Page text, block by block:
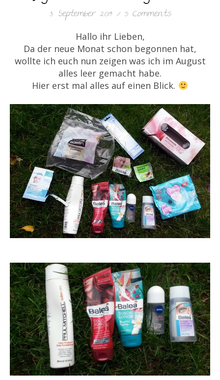
3. September 2014 / 5 Comments
Hallo ihr Lieben,
Da der neue Monat schon begonnen hat,
wollte ich euch nun zeigen was ich im August
alles leer gemacht habe.
Hier erst mal alles auf einen Blick.